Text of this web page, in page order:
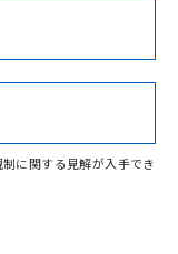
Cr(VI)
ます。
適合状況ページへ
らご検索ください
に関する見解が入手でき